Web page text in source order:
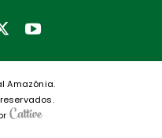
Amazônia.